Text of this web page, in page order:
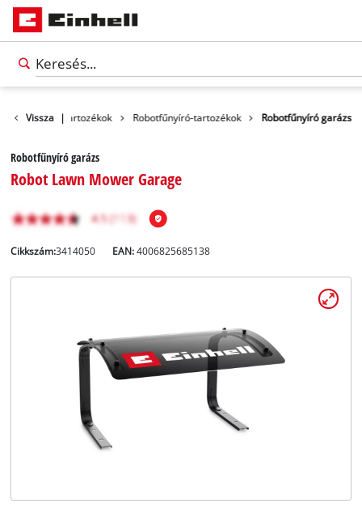
Vissza |
gépek és tartozékok Robotfűnyíró-tartozékok Robotfűnyíró garázs
Robotfűnyíró garázs
Robot Lawn Mower Garage
Cikkszám:3414050 EAN:4006825685138